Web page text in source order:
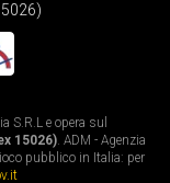
S.R.L e opera sul
15026). ADM - Agenzia
pubblico in Italia: per